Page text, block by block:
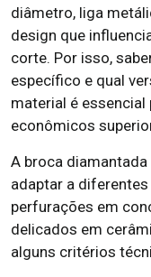
diâmetro, liga
design que
corte. Por isso,
específico e qual
material é
econômicos
A broca
adaptar a
perfurações em
delicados em
alguns critérios